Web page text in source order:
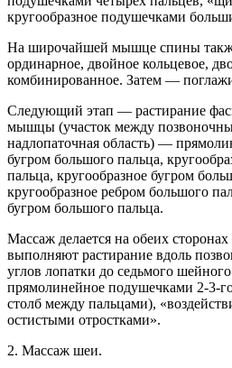
кругообразное подушечками
На широчайшей мышце спины
ординарное, двойное кольцевое,
комбинированное. Затем —
Следующий этап — растирание
мышцы (участок между
надлопаточная область) —
бугром большого пальца,
пальца, кругообразное бугром
кругообразное ребром большого
бугром большого пальца.
Массаж делается на обеих
выполняют растирание вдоль
углов лопатки до седьмого
прямолинейное подушечками 2-3-
столб между пальцами),
остистыми отростками».
2. Массаж шеи.